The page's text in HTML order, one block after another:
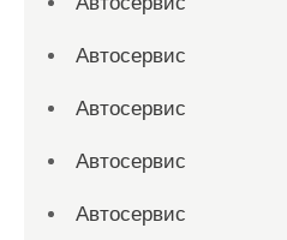
Автосервис
Автосервис
Автосервис
Автосервис